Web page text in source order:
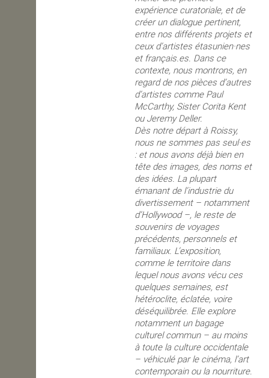
expérience curatoriale, et de
créer un dialogue pertinent,
entre nos différents projets et
ceux d’artistes étasunien·nes
et français.es. Dans ce
contexte, nous montrons, en
regard de nos pièces d’autres
d’artistes comme Paul
McCarthy, Sister Corita Kent
ou Jeremy Deller.
Dès notre départ à Roissy,
nous ne sommes pas seul·es
: et nous avons déjà bien en
tête des images, des noms et
des idées. La plupart
émanant de l’industrie du
divertissement – notamment
d’Hollywood –, le reste de
souvenirs de voyages
précédents, personnels et
familiaux. L’exposition,
comme le territoire dans
lequel nous avons vécu ces
quelques semaines, est
hétéroclite, éclatée, voire
déséquilibrée. Elle explore
notamment un bagage
culturel commun – au moins
à toute la culture occidentale
– véhiculé par le cinéma, l’art
contemporain ou la nourriture.